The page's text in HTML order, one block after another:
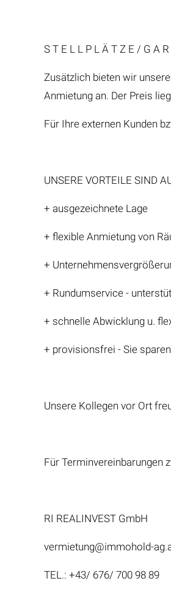
S T E L L P L Ä T Z E / G A R
Zusätzlich bieten wir
Anmietung an. Der Preis
Für Ihre externen Kunden
UNSERE VORTEILE SIND
+ ausgezeichnete Lage
+ flexible Anmietung von
+
+ Rundumservice -
+ schnelle Abwicklung u.
+ provisionsfrei - Sie
Unsere Kollegen vor Ort
Für Terminvereinbarungen
RI REALINVEST GmbH
vermietung@immohold-
TEL.: +43/ 676/ 700 98 89